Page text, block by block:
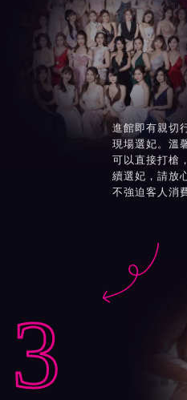
進館即有親切
現場選妃。溫
可以直接打槍
續選妃，請放
不強迫客人消

3